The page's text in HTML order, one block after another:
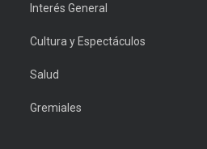
Interés General
Cultura y Espectáculos
Salud
Gremiales